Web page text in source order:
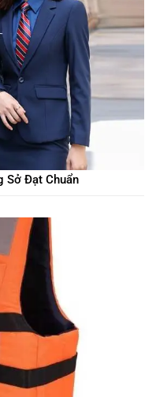
Sở Đạt Chuẩn